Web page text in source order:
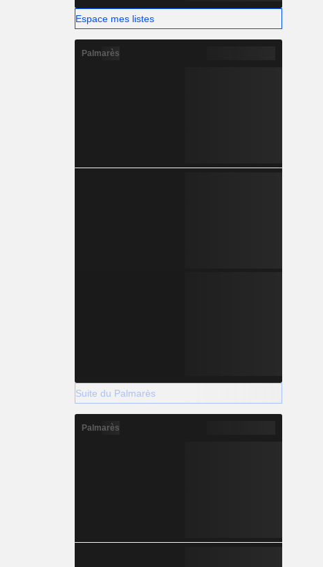
Espace mes listes
Palmarès
Suite du Palmarès
Palmarès